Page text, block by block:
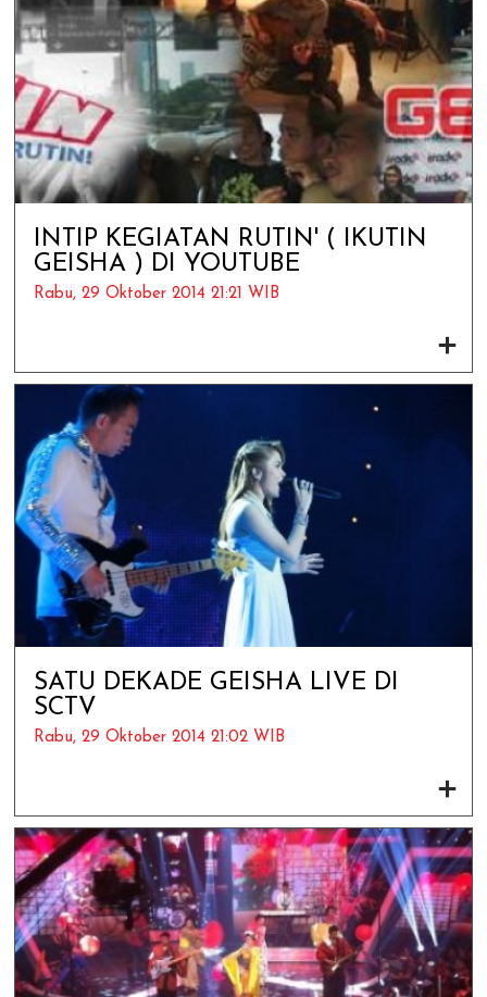
INTIP KEGIATAN RUTIN' ( IKUTIN
GEISHA ) DI YOUTUBE
Rabu, 29 Oktober 2014 21:21 WIB
SATU DEKADE GEISHA LIVE DI
SCTV
Rabu, 29 Oktober 2014 21:02 WIB